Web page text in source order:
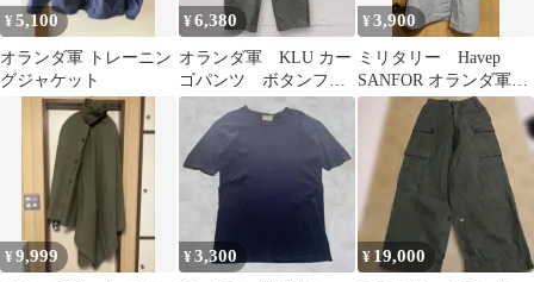
¥5,100
オランダ軍 トレーニン
グジャケット
¥6,380
オランダ軍 KLU カー
ゴパンツ ボタンフラ
イ MILITARY
¥3,900
ミリタリー Havep
SANFOR オランダ軍
デッドストック ワー
クコート
¥9,999 ¥3,300 ¥ 19,000